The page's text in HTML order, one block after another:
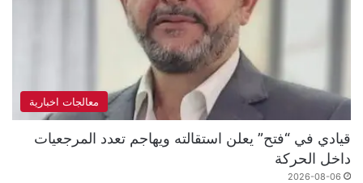
معالجات اخبارية
قيادي في “فتح” يعلن استقالته ويهاجم تعدد المرجعيات
داخل الحركة
2026-08-06